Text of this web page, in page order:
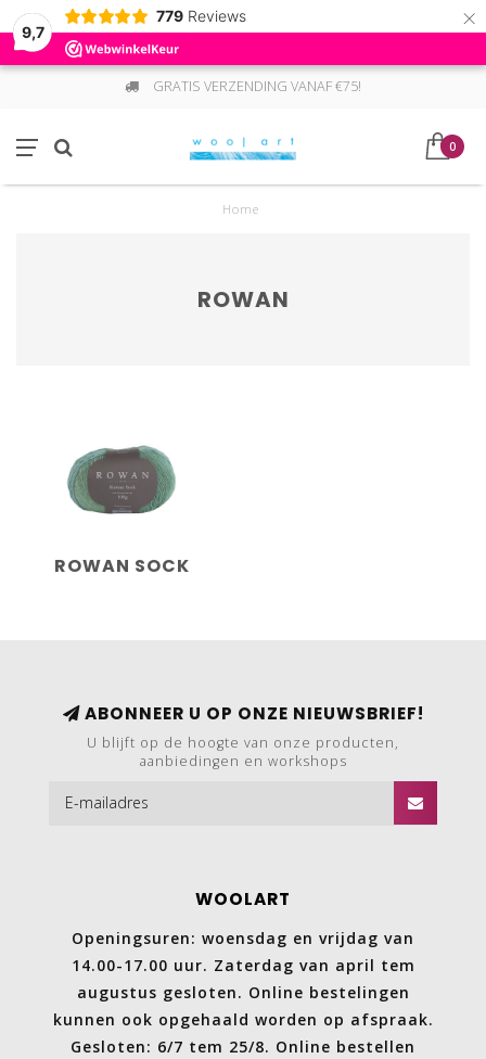
9,7
779 Reviews ×
GRATIS VERZENDING VANAF €75!
0
Home
ROWAN
ROWAN SOCK
ABONNEER U OP ONZE NIEUWSBRIEF!
U blijft op de hoogte van onze producten,
aanbiedingen en workshops
WOOLART
Openingsuren: woensdag en vrijdag van
14.00-17.00 uur. Zaterdag van april tem
augustus gesloten. Online bestelingen
kunnen ook opgehaald worden op afspraak.
Gesloten: 6/7 tem 25/8. Online bestellen